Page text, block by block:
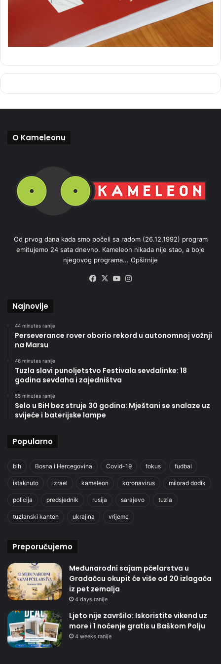
O Kameleonu
Od prvog dana kada smo počeli sa radom (26.12.1992) program
emitujemo 24 sata dnevno. Kameleon nikada nije stao, a boje
njegovog programa... Opširnije
Facebook
X YouTube
Najnovije
44 minutes ranije
Perseverance rover oborio rekord u autonomnoj vožnji
na Marsu
46 minutes ranije
Tuzla slavi punoljetstvo Festivala sevdalinke: 18
godina sevdaha i zajedništva
55 minutes ranije
Selo u BiH bez struje 30 godina: Mještani se snalaze uz
svijeće i baterijske lampe
Popularno
bih Bosna i Hercegovina Covid-19 fokus fudbal
istaknuto izrael kameleon koronavirus milorad dodik
policija predsjednik rusija sarajevo tuzla
tuzlanski kanton ukrajina vrijeme
Preporučujemo
Međunarodni sajam pčelarstva u
Gradačcu okupit će više od 20 izlagača
iz pet zemalja
4 days ranije
Ljeto nije završilo: Iskoristite vikend uz
more i 1 noćenje gratis u Baškom Polju
4 weeks ranije